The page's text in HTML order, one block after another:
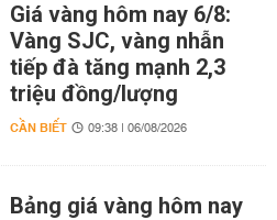
Giá vàng hôm nay 6/8:
Vàng SJC, vàng nhẫn
tiếp đà tăng mạnh 2,3
triệu đồng/lượng
CẦN BIẾT 09:38 | 06/08/2026
Bảng giá vàng hôm nay